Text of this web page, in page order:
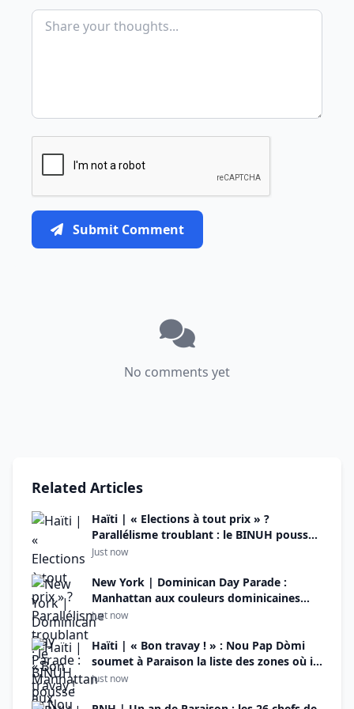
Submit Comment
No comments yet
Related Articles
Haïti | « Elections à tout prix » ?
Parallélisme troublant : le BINUH pousse
le processus électoral tandis que son
blessés en cinq mois sous Fils-Aimé
Just now
New York | Dominican Day Parade :
Manhattan aux couleurs dominicaines
dimanche, malgré les inquiétudes liées à
ICE
Just now
Haïti | « Bon travay ! » : Nou Pap Dòmi
soumet à Paraison la liste des zones où il
devrait patrouiller le soir
Just now